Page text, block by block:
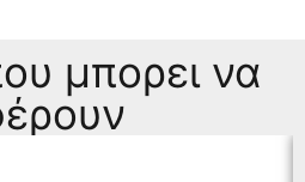
μπορει να